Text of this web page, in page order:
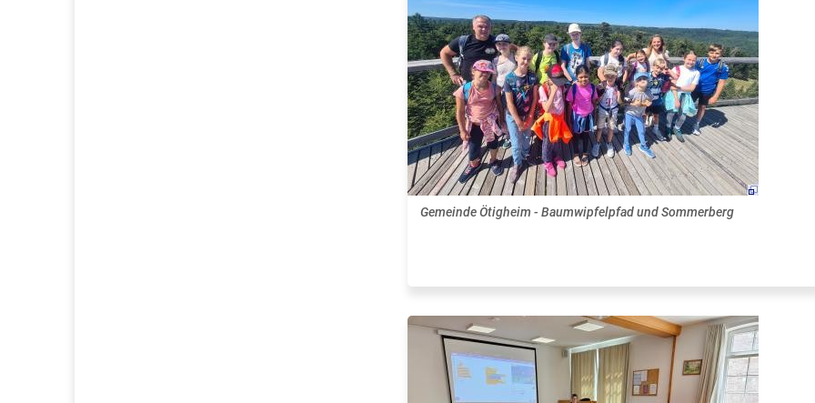
Gemeinde Ötigheim - Baumwipfelpfad und Sommerberg